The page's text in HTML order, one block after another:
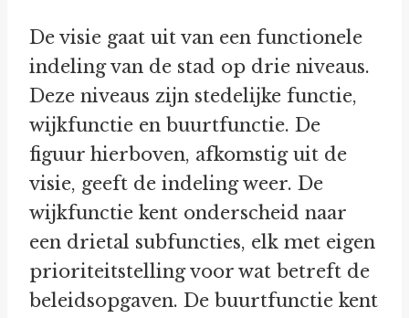
De visie gaat uit van een functionele
indeling van de stad op drie niveaus.
Deze niveaus zijn stedelijke functie,
wijkfunctie en buurtfunctie. De
figuur hierboven, afkomstig uit de
visie, geeft de indeling weer. De
wijkfunctie kent onderscheid naar
een drietal subfuncties, elk met eigen
prioriteitstelling voor wat betreft de
beleidsopgaven. De buurtfunctie kent